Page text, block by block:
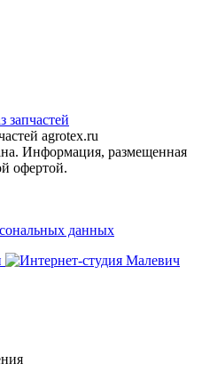
запчастей
agrotex.ru
Информация, размещенная
офертой.
данных